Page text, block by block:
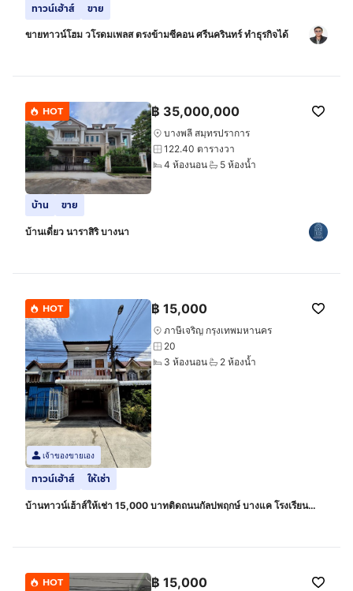
ทาวน์เฮ้าส์ ขาย
ขายทาวน์โฮม วโรดมเพลส ตรงข้ามซีคอน ศรีนครินทร์ ทำธุรกิจได้
HOT ฿ 35,000,000
บางพลี สมุทรปราการ
122.40 ตารางวา
4 ห้องนอน
5 ห้องน้ำ
บ้าน ขาย
บ้านเดี่ยว นาราสิริ บางนา
HOT
เจ้าของขายเอง
฿ 15,000
ภาษีเจริญ กรุงเทพมหานคร
20
3 ห้องนอน
2 ห้องน้ำ
ทาวน์เฮ้าส์ ให้เช่า
บ้านทาวน์เฮ้าส์ให้เช่า 15,000 บาทติดถนนกัลปพฤกษ์ บางแค โรงเรียน
HOT ฿ 15,000